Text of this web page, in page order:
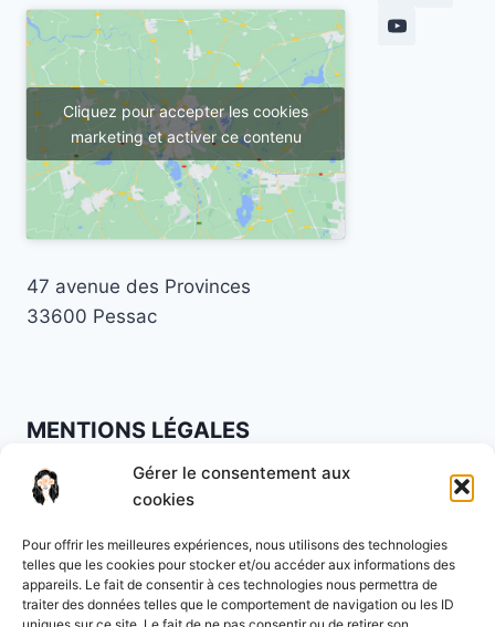
Gérer le consentement aux
cookies
Pour offrir les meilleures expériences, nous utilisons des technologies
telles que les cookies pour stocker et/ou accéder aux informations des
appareils. Le fait de consentir à ces technologies nous permettra de
traiter des données telles que le comportement de navigation ou les ID
Cliquez pour accepter les cookies
marketing et activer ce contenu
47 avenue des Provinces
33600 Pessac
MENTIONS LÉGALES
Mentions légales ·Politique de confidentialité
CGV
Lundi à vendredi : 9h à 19h30
Samedi : 9h à 16h